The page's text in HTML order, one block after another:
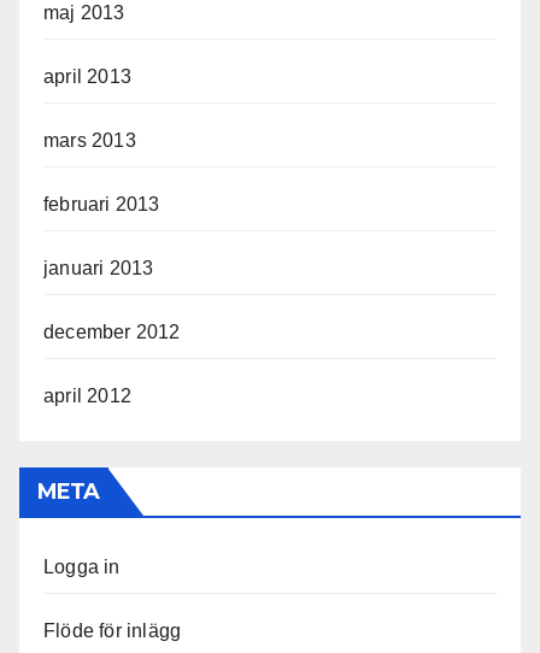
maj 2013
april 2013
mars 2013
februari 2013
januari 2013
december 2012
april 2012
META
Logga in
Flöde för inlägg